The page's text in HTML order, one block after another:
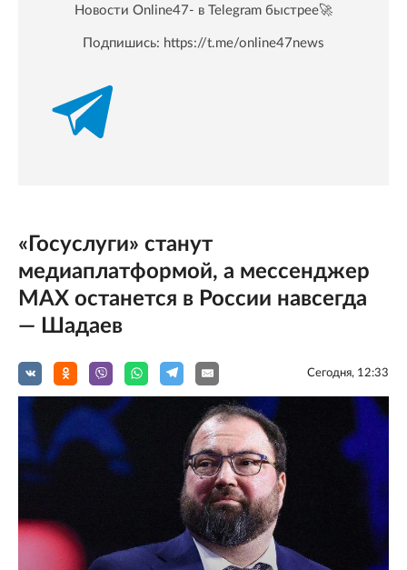
Новости Online47- в Telegram быстрее🚀
Подпишись: https://t.me/online47news
«Госуслуги» станут
медиаплатформой, а мессенджер
MAX останется в России навсегда
— Шадаев
Сегодня, 12:33